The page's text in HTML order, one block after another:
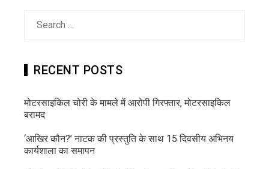
RECENT POSTS
मोटरसाइकिल चोरी के मामले में आरोपी गिरफ्तार, मोटरसाइकिल
बरामद
‘आखिर कौन?’ नाटक की प्रस्तुति के साथ 15 दिवसीय अभिनय
कार्यशाला का समापन